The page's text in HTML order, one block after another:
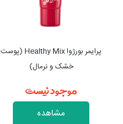
پرایمر بورژوا Healthy Mix (پوست
خشک و نرمال)
موجود نیست
مشاهده